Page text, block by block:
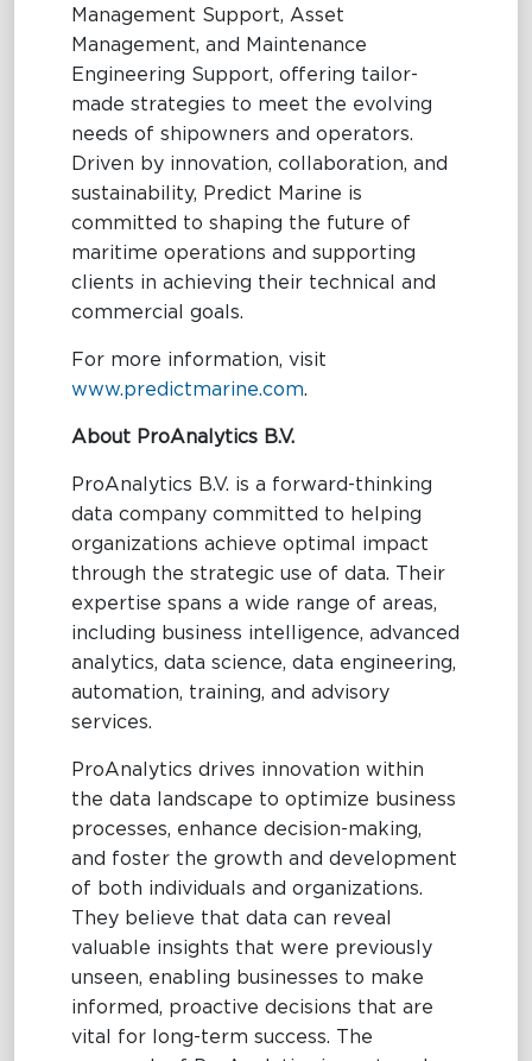
Management Support, Asset
Management, and Maintenance
Engineering Support, offering tailor-
made strategies to meet the evolving
needs of shipowners and operators.
Driven by innovation, collaboration, and
sustainability, Predict Marine is
committed to shaping the future of
maritime operations and supporting
clients in achieving their technical and
commercial goals.
For more information, visit
www.predictmarine.com.
About ProAnalytics B.V.
ProAnalytics B.V. is a forward-thinking
data company committed to helping
organizations achieve optimal impact
through the strategic use of data. Their
expertise spans a wide range of areas,
including business intelligence, advanced
analytics, data science, data engineering,
automation, training, and advisory
services.
ProAnalytics drives innovation within
the data landscape to optimize business
processes, enhance decision-making,
and foster the growth and development
of both individuals and organizations.
They believe that data can reveal
valuable insights that were previously
unseen, enabling businesses to make
informed, proactive decisions that are
vital for long-term success. The